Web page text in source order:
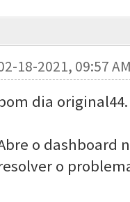
18-2021, 09:57
dia original44.
o dashboard
o